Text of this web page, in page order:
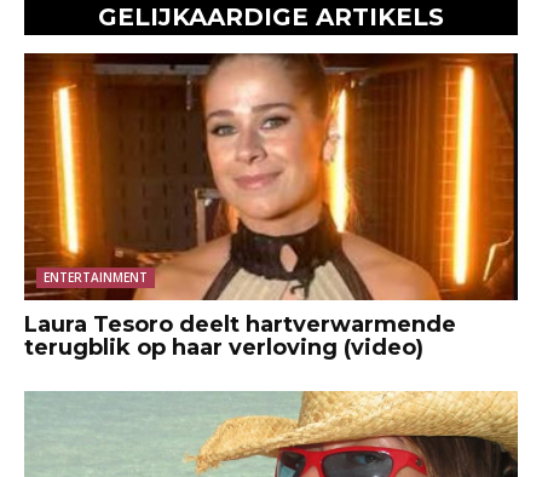
GELIJKAARDIGE ARTIKELS
ENTERTAINMENT
Laura Tesoro deelt hartverwarmende
terugblik op haar verloving (video)